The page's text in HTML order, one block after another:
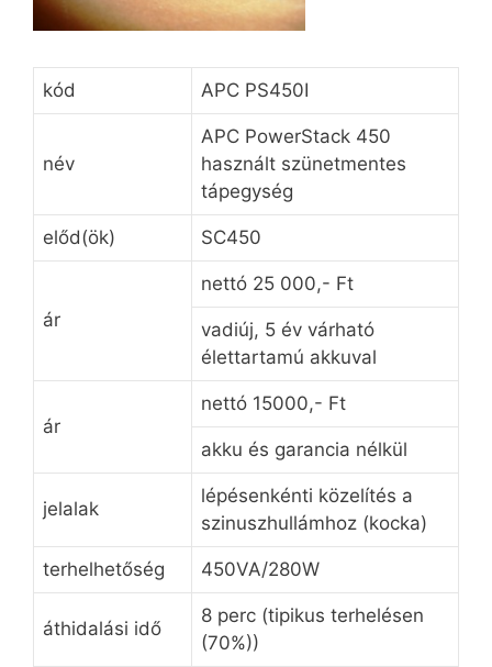
kód APC PS450I
név
APC PowerStack 450
használt szünetmentes
tápegység
előd(ök) SC450
ár
nettó 25 000,- Ft
vadiúj, 5 év várható
élettartamú akkuval
ár
nettó 15000,- Ft
akku és garancia nélkül
jelalak
lépésenkénti közelítés a
szinuszhullámhoz (kocka)
terhelhetőség 450VA/280W
áthidalási idő
8 perc (tipikus terhelésen
(70%))